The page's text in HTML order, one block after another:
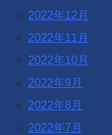
2022年12月
2022年11月
2022年10月
2022年9月
2022年8月
2022年7月